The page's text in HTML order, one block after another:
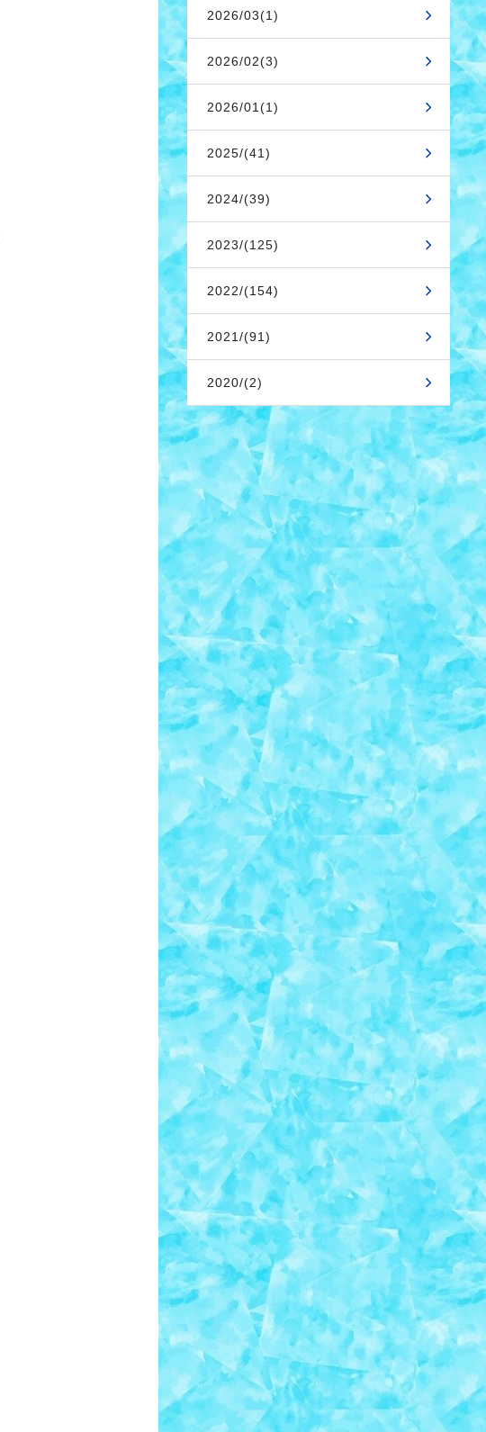
2026/03(1)
2026/02(3)
2026/01(1)
2025/(41)
2024/(39)
2023/(125)
2022/(154)
2021/(91)
2020/(2)